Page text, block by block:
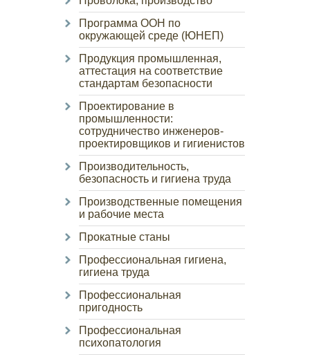
Программа ООН по
окружающей среде (ЮНЕП)
Продукция промышленная,
аттестация на соответствие
стандартам безопасности
Проектирование в
промышленности:
сотрудничество инженеров-
проектировщиков и гигиенистов
Производительность,
безопасность и гигиена труда
Производственные помещения
и рабочие места
Прокатные станы
Профессиональная гигиена,
гигиена труда
Профессиональная
пригодность
Профессиональная
психопатология